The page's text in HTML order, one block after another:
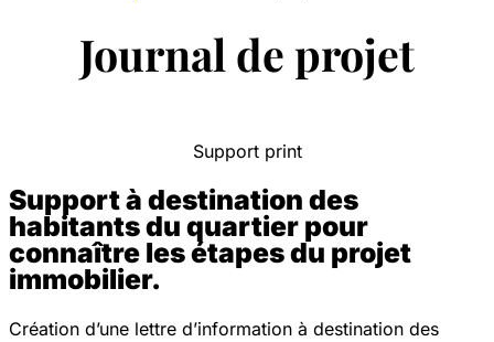
Journal de projet
Support print
Support à destination des
habitants du quartier pour
connaître les étapes du projet
immobilier.
Création d’une lettre d’information à destination des